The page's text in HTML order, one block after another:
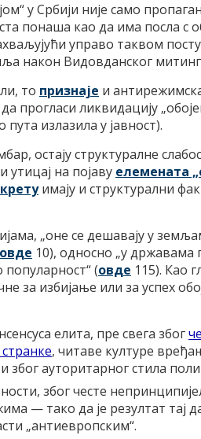
у Србији није само
понаша као да има посла с
управо таквом
након Видовданског
то признаје и
прогласи ликвидацију
излазила у јавност).
остају структуралне
на појаву елемената
имају и структурални
„оне се дешавају у
овде 10), односно „у државама
(овде 115). Као
за избијање или за успех
елита, пре свега због
, читаве културе
ауторитарног стила
због честе
— тако да је резултат тај
„антиевропским“.